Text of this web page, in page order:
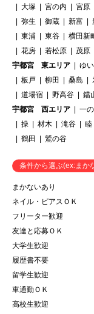
大塚
宮の内 宮原
弥生
御蔵 新富
東浦
東谷 横田新
花房
若松原 茂原
宇都宮 東エリア
ゆ
板戸
柳田 桑島
道場宿
野高谷 鐺
宇都宮 西エリア
一
操
材木 滝谷 睦
鶴田
鷲の谷
条件から選ぶ(ex:まか
まかないあり
ネイル・ピアスＯＫ
フリーター歓迎
友達と応募ＯＫ
大学生歓迎
履歴書不要
留学生歓迎
車通勤ＯＫ
高校生歓迎